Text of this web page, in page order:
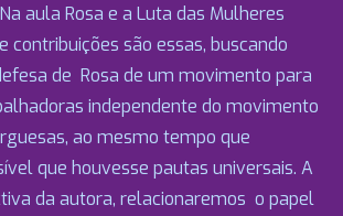
aula Rosa e a Luta das Mulheres
contribuições são essas, buscando
de Rosa de um movimento para
independente do movimento
ao mesmo tempo que
que houvesse pautas universais. A
da autora, relacionaremos o papel